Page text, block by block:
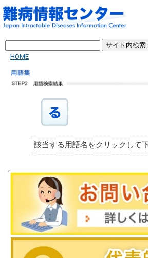
HOME
該当する用語名をクリックして下